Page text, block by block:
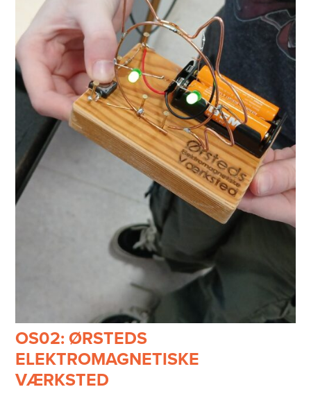
OS02: ØRSTEDS
ELEKTROMAGNETISKE
VÆRKSTED